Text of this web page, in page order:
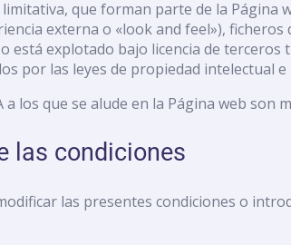
que forman parte de la Página
externa o «look and feel»),
está explotado bajo licencia de
por las leyes de propiedad intelectual
los que se alude en la Página web son
las condiciones
las presentes condiciones o